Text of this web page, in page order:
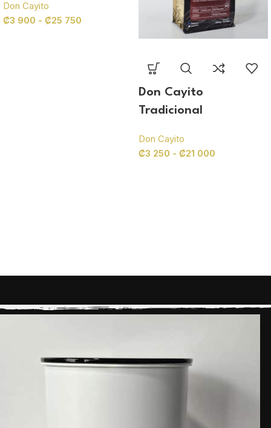
Don Cayito
₡3 900 - ₡25 750
Don Cayito
Tradicional
Don Cayito
₡3 250 - ₡21 000